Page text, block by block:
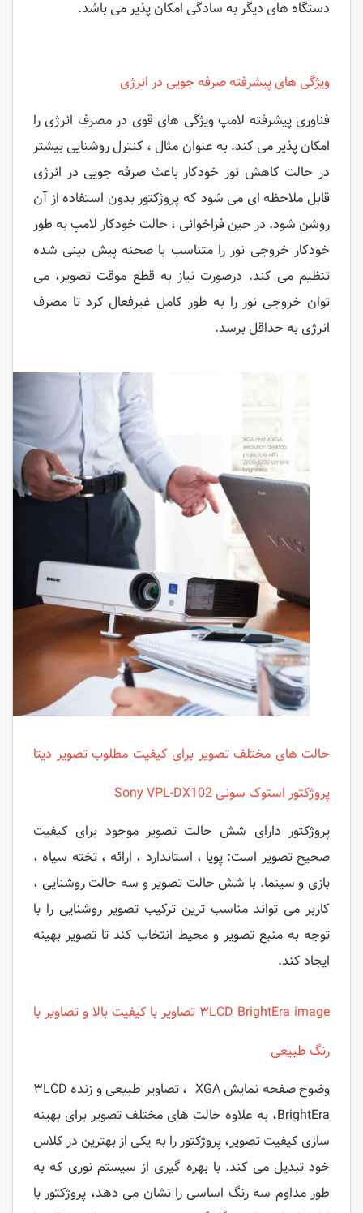
دستگاه های دیگر به سادگی امکان پذیر می باشد.
ویژگی های پیشرفته صرفه جویی در انرژی
فناوری پیشرفته لامپ ویژگی های قوی در مصرف انرژی را
امکان پذیر می کند. به عنوان مثال ، کنترل روشنایی بیشتر
در حالت کاهش نور خودکار باعث صرفه جویی در انرژی
قابل ملاحظه ای می شود که پروژکتور بدون استفاده از آن
روشن شود. در حین فراخوانی ، حالت خودکار لامپ به طور
خودکار خروجی نور را متناسب با صحنه پیش بینی شده
تنظیم می کند. درصورت نیاز به قطع موقت تصویر، می
توان خروجی نور را به طور کامل غیرفعال کرد تا مصرف
انرژی به حداقل برسد.
حالت های مختلف تصویر برای کیفیت مطلوب تصویر دیتا
پروژکتور استوک سونی Sony VPL-DX102
پروژکتور دارای شش حالت تصویر موجود برای کیفیت
صحیح تصویر است: پویا ، استاندارد ، ارائه ، تخته سیاه ،
بازی و سینما. با شش حالت تصویر و سه حالت روشنایی ،
کاربر می تواند مناسب ترین ترکیب تصویر روشنایی را با
توجه به منبع تصویر و محیط انتخاب کند تا تصویر بهینه
ایجاد کند.
۳LCD BrightEra image تصاویر با کیفیت بالا و تصاویر با
رنگ طبیعی
وضوح صفحه نمایش XGA ، تصاویر طبیعی و زنده ۳LCD
BrightEra، به علاوه حالت های مختلف تصویر برای بهینه
سازی کیفیت تصویر، پروژکتور را به یکی از بهترین در کلاس
خود تبدیل می کند. با بهره گیری از سیستم نوری که به
طور مداوم سه رنگ اساسی را نشان می دهد، پروژکتور با